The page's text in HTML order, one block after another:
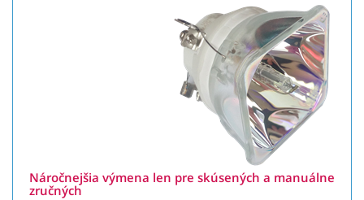
Náročnejšia výmena len pre skúsených a manuálne
zručných